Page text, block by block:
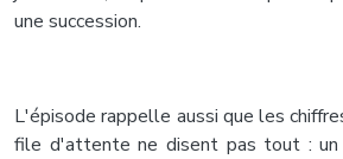
une succession.
L'épisode rappelle aussi que les
file d'attente ne disent pas tout :